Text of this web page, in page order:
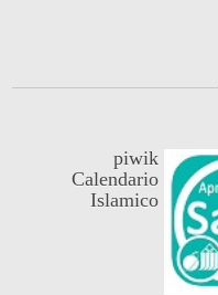
piwik
Calendario
Islamico